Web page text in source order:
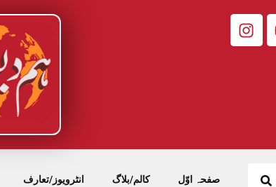
صفحہ اوّل کالم/بلاگ انٹرویوز/تعارف